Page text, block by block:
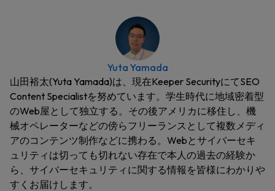
Yuta Yamada
山田裕太(Yuta Yamada)は、現在Keeper SecurityにてSEO
Content Specialistを努めています。学生時代に地域密着型
のWeb屋として独立する。その後アメリカに移住し、機
械オペレーターなどの傍らフリーランスとして複数メディ
アのコンテンツ制作などに携わる。Webとサイバーセキ
ュリティは切っても切れない存在で本人の過去の経験か
ら、サイバーセキュリティに関する情報を皆様にわかりや
すくお届けします。